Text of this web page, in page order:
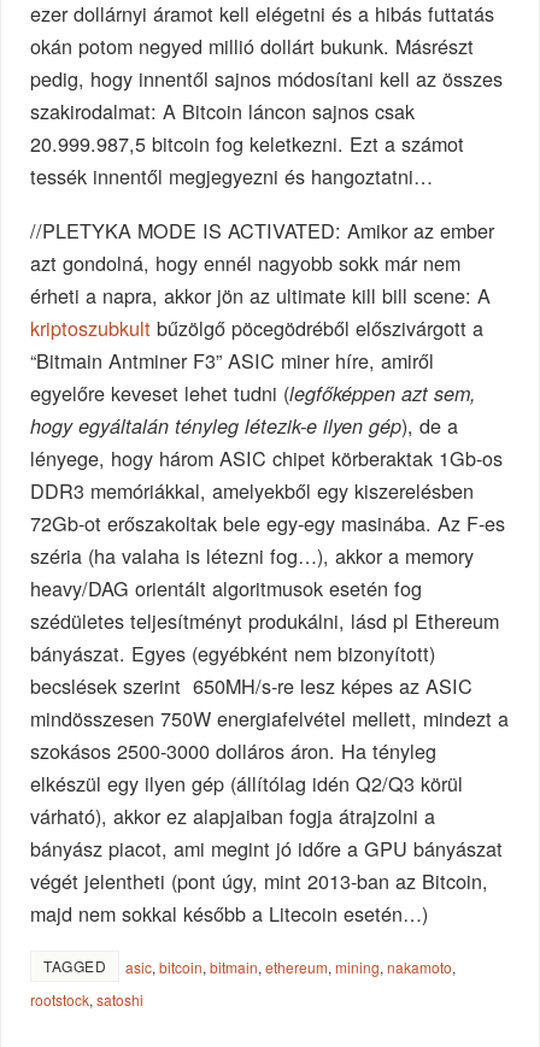
ezer dollárnyi áramot kell elégetni és a hibás futtatás
okán potom negyed millió dollárt bukunk. Másrészt
pedig, hogy innentől sajnos módosítani kell az összes
szakirodalmat: A Bitcoin láncon sajnos csak
20.999.987,5 bitcoin fog keletkezni. Ezt a számot
tessék innentől megjegyezni és hangoztatni…
//PLETYKA MODE IS ACTIVATED: Amikor az ember
azt gondolná, hogy ennél nagyobb sokk már nem
érheti a napra, akkor jön az ultimate kill bill scene: A
kriptoszubkult bűzölgő pöcegödréből előszivárgott a
“Bitmain Antminer F3” ASIC miner híre, amiről
egyelőre keveset lehet tudni (legfőképpen azt sem,
hogy egyáltalán tényleg létezik-e ilyen gép), de a
lényege, hogy három ASIC chipet körberaktak 1Gb-os
DDR3 memóriákkal, amelyekből egy kiszerelésben
72Gb-ot erőszakoltak bele egy-egy masinába. Az F-es
széria (ha valaha is létezni fog…), akkor a memory
heavy/DAG orientált algoritmusok esetén fog
szédületes teljesítményt produkálni, lásd pl Ethereum
bányászat. Egyes (egyébként nem bizonyított)
becslések szerint 650MH/s-re lesz képes az ASIC
mindösszesen 750W energiafelvétel mellett, mindezt a
szokásos 2500-3000 dolláros áron. Ha tényleg
elkészül egy ilyen gép (állítólag idén Q2/Q3 körül
várható), akkor ez alapjaiban fogja átrajzolni a
bányász piacot, ami megint jó időre a GPU bányászat
végét jelentheti (pont úgy, mint 2013-ban az Bitcoin,
majd nem sokkal később a Litecoin esetén…)
TAGGED asic,bitcoin,bitmain,ethereum,mining,nakamoto,
rootstock,satoshi